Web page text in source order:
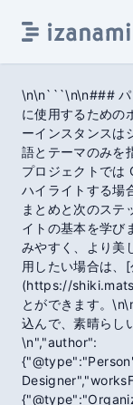
\n\n```\n\n### パ
に使用するための
ーインスタンスは
語とテーマのみを
プロジェクトでは
ハイライトする場
まとめと次のステ
イトの基本を学び
みやすく、より美
用したい場合は、
(https://
とができます。
込んで、素晴らし
\n","author":